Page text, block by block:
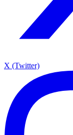
X (Twitter)